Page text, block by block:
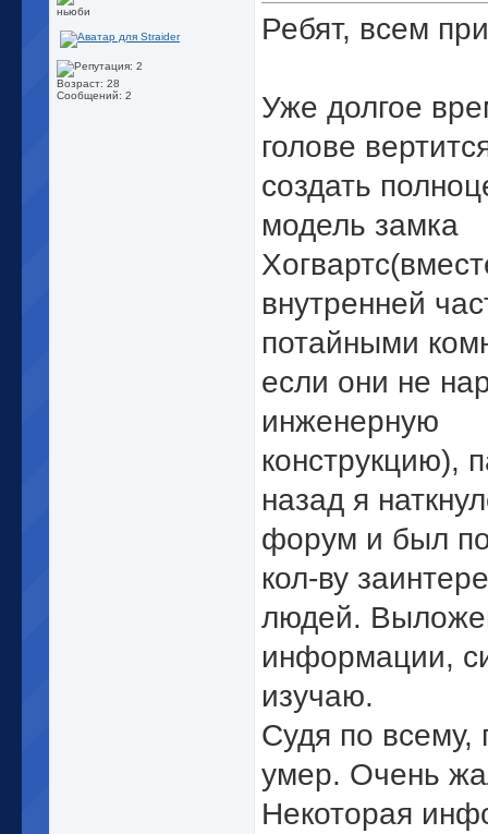
ньюби
Возраст: 28
Сообщений: 2
Ребят, всем
Уже долгое
голове
создать
модель замка
внутренней
потайными
если они не
инженерную
конструкцию),
назад я
форум и был
кол-ву
людей.
информации,
изучаю.
Судя по всему,
умер. Очень
Некоторая